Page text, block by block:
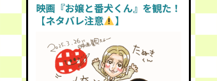
映画『お嬢と番犬くん』を観た！
【ネタバレ注意
】